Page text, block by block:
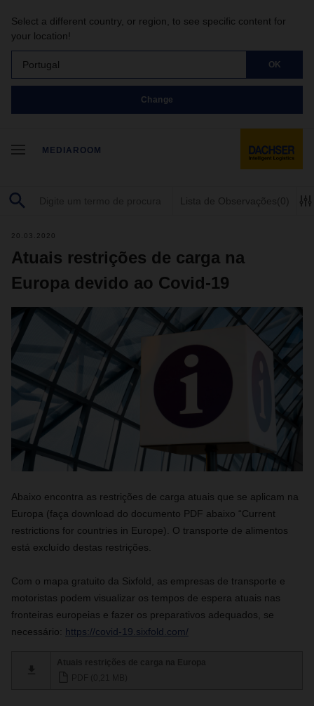
Select a different country, or region, to see specific content for
your location!
Portugal OK
Change
MEDIAROOM
Lista de Observações (0)
20.03.2020
Atuais restrições de carga na
Europa devido ao Covid-19
Abaixo encontra as restrições de carga atuais que se aplicam na
Europa (faça download do documento PDF abaixo “Current
restrictions for countries in Europe). O transporte de alimentos
está excluído destas restrições.
Com o mapa gratuito da Sixfold, as empresas de transporte e
motoristas podem visualizar os tempos de espera atuais nas
fronteiras europeias e fazer os preparativos adequados, se
necessário: https://covid-19.sixfold.com/